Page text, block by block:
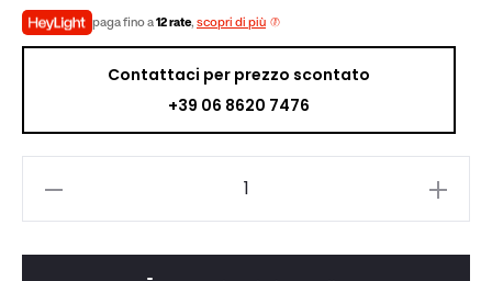
paga fino a12 rate, scopri di più
Contattaci per prezzo scontato
+39 06 8620 7476